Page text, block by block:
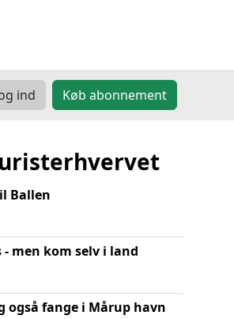
ind Køb abonnement
Ballen
men kom selv i land
også fange i Mårup havn